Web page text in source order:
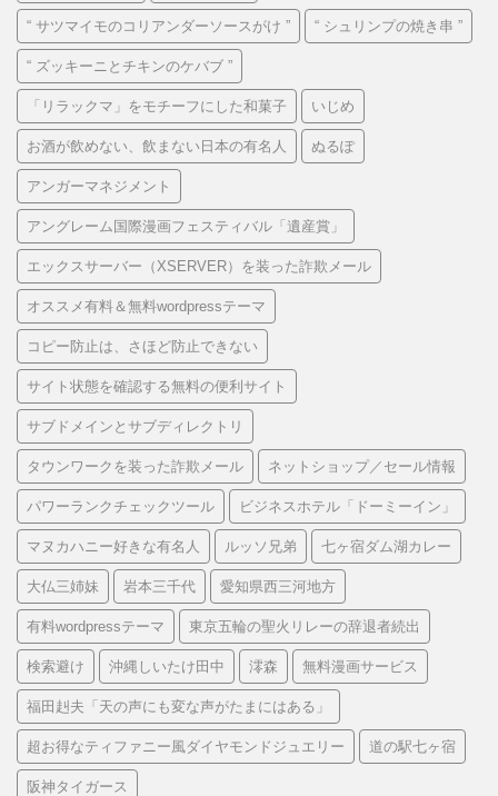
“ サツマイモのコリアンダーソースがけ ” “ シュリンプの焼き串 ”
“ ズッキーニとチキンのケバブ ”
「リラックマ」をモチーフにした和菓子 いじめ
お酒が飲めない、飲まない日本の有名人 ぬるぽ
アンガーマネジメント
アングレーム国際漫画フェスティバル「遺産賞」
エックスサーバー（XSERVER）を装った詐欺メール
オススメ有料＆無料wordpressテーマ
コピー防止は、さほど防止できない
サイト状態を確認する無料の便利サイト
サブドメインとサブディレクトリ
タウンワークを装った詐欺メール ネットショップ／セール情報
パワーランクチェックツール ビジネスホテル「ドーミーイン」
マヌカハニー好きな有名人 ルッソ兄弟 七ヶ宿ダム湖カレー
大仏三姉妹 岩本三千代 愛知県西三河地方
有料wordpressテーマ 東京五輪の聖火リレーの辞退者続出
検索避け 沖縄しいたけ田中 澪森 無料漫画サービス
福田赳夫「天の声にも変な声がたまにはある」
超お得なティファニー風ダイヤモンドジュエリー 道の駅七ヶ宿
阪神タイガース